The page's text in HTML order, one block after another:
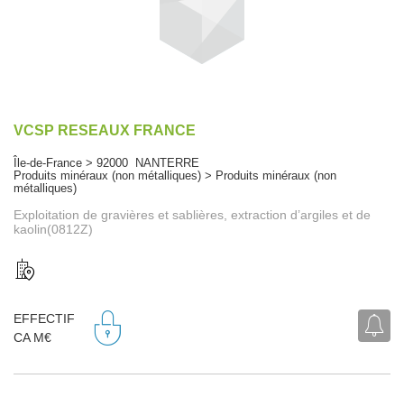
VCSP RESEAUX FRANCE
Île-de-France > 92000 NANTERRE
Produits minéraux (non métalliques) > Produits minéraux (non
métalliques)
Exploitation de gravières et sablières, extraction d’argiles et de
kaolin(0812Z)
EFFECTIF
CA M€